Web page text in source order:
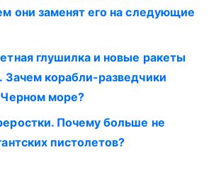
они заменят его на следующие
глушилка и новые ракеты
корабли-разведчики
море?
Почему больше не
пистолетов?